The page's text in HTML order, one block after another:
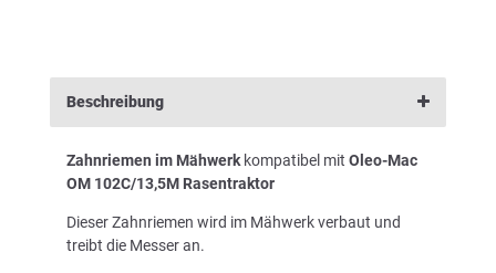
Beschreibung
Zahnriemen im Mähwerk kompatibel mit Oleo-Mac
OM 102C/13,5M Rasentraktor
Dieser Zahnriemen wird im Mähwerk verbaut und
treibt die Messer an.